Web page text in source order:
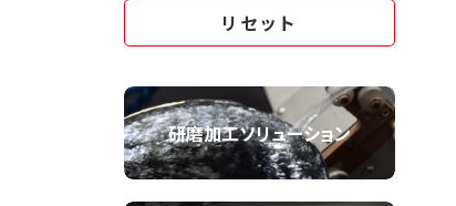
研磨加工ソリューション